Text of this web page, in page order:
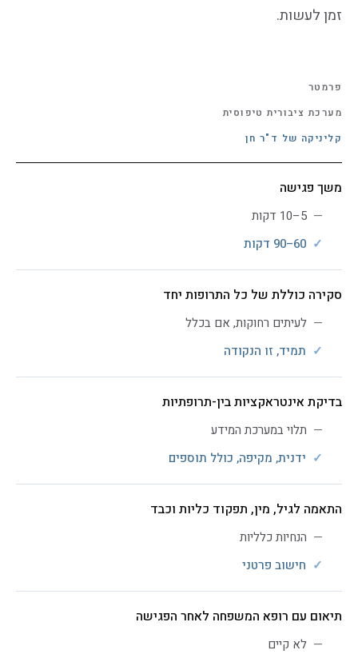
זמן לעשות.
פרמטר
מערכת ציבורית טיפוסית
קליניקה של ד"ר חן
משך פגישה
5–10 דקות
60–90 דקות
סקירה כוללת של כל התרופות יחד
לעיתים רחוקות, אם בכלל
תמיד, זו הנקודה
בדיקת אינטראקציות בין-תרופתיות
תלוי במערכת המידע
ידנית, מקיפה, כולל תוספים
התאמה לגיל, מין, תפקוד כליות וכבד
הנחיות כלליות
חישוב פרטני
תיאום עם רופא המשפחה לאחר הפגישה
לא קיים